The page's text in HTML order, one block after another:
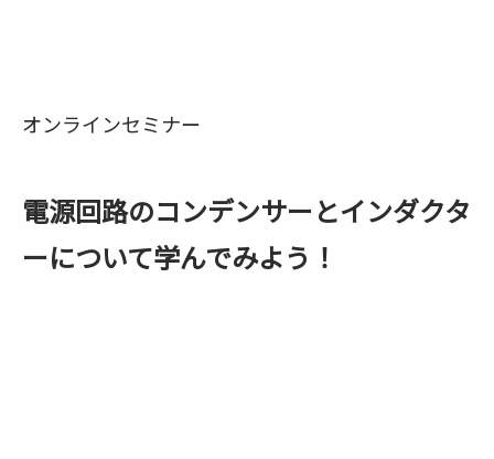
オンラインセミナー
電源回路のコンデンサーとインダクタ
ーについて学んでみよう！